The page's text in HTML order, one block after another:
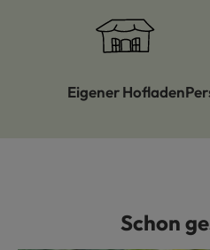
Eigener Hofladen
Produktgalerie überspringen
Schon